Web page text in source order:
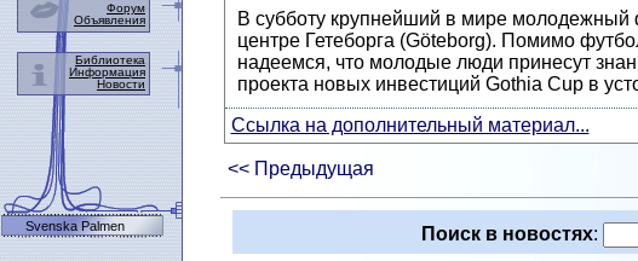
В субботу крупнейший в мире молодежный
центре Гетеборга (Göteborg). Помимо
надеемся, что молодые люди принесут
проекта новых инвестиций Gothia Cup в
Ссылка на дополнительный материал...
<< Предыдущая
Поиск в новостях:
Форум
Объявления
Библиотека
Информация
Новости
Svenska Palmen